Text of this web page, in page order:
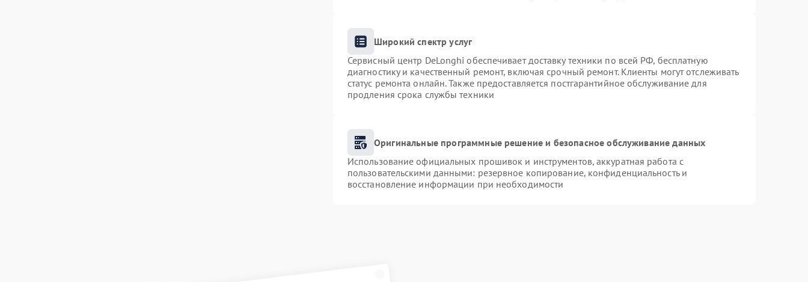
Широкий спектр услуг
Сервисный центр DeLonghi обеспечивает доставку техники по всей РФ, бесплатную
диагностику и качественный ремонт, включая срочный ремонт. Клиенты могут отслеживать
статус ремонта онлайн. Также предоставляется постгарантийное обслуживание для
продления срока службы техники
Оригинальные программные решение и безопасное обслуживание данных
Использование официальных прошивок и инструментов, аккуратная работа с
пользовательскими данными: резервное копирование, конфиденциальность и
восстановление информации при необходимости